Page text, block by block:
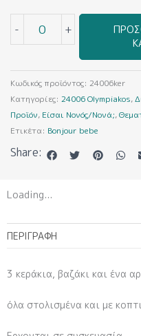
-
24006_Olympiakos
(Λαδοσέτ)
+
Κωδικός προϊόντος: 24006ker
Κατηγορίες: 24006 Olympiakos,
Προϊόν, Είσαι Νονός/Νονά;,
Ετικέτα: Bonjour bebe
Share:
Loading...
ΠΕΡΙΓΡΑΦΉ
3 κεράκια, βαζάκι και ένα
όλα στολισμένα και με